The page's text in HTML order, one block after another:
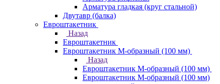
Арматура гладкая (круг стальной)
Двутавр (балка)
Евроштакетник
Назад
Евроштакетник
Евроштакетник М-образный (100 мм)
Назад
Евроштакетник М-образный (100 мм)
Евроштакетник М-образный (100 мм)